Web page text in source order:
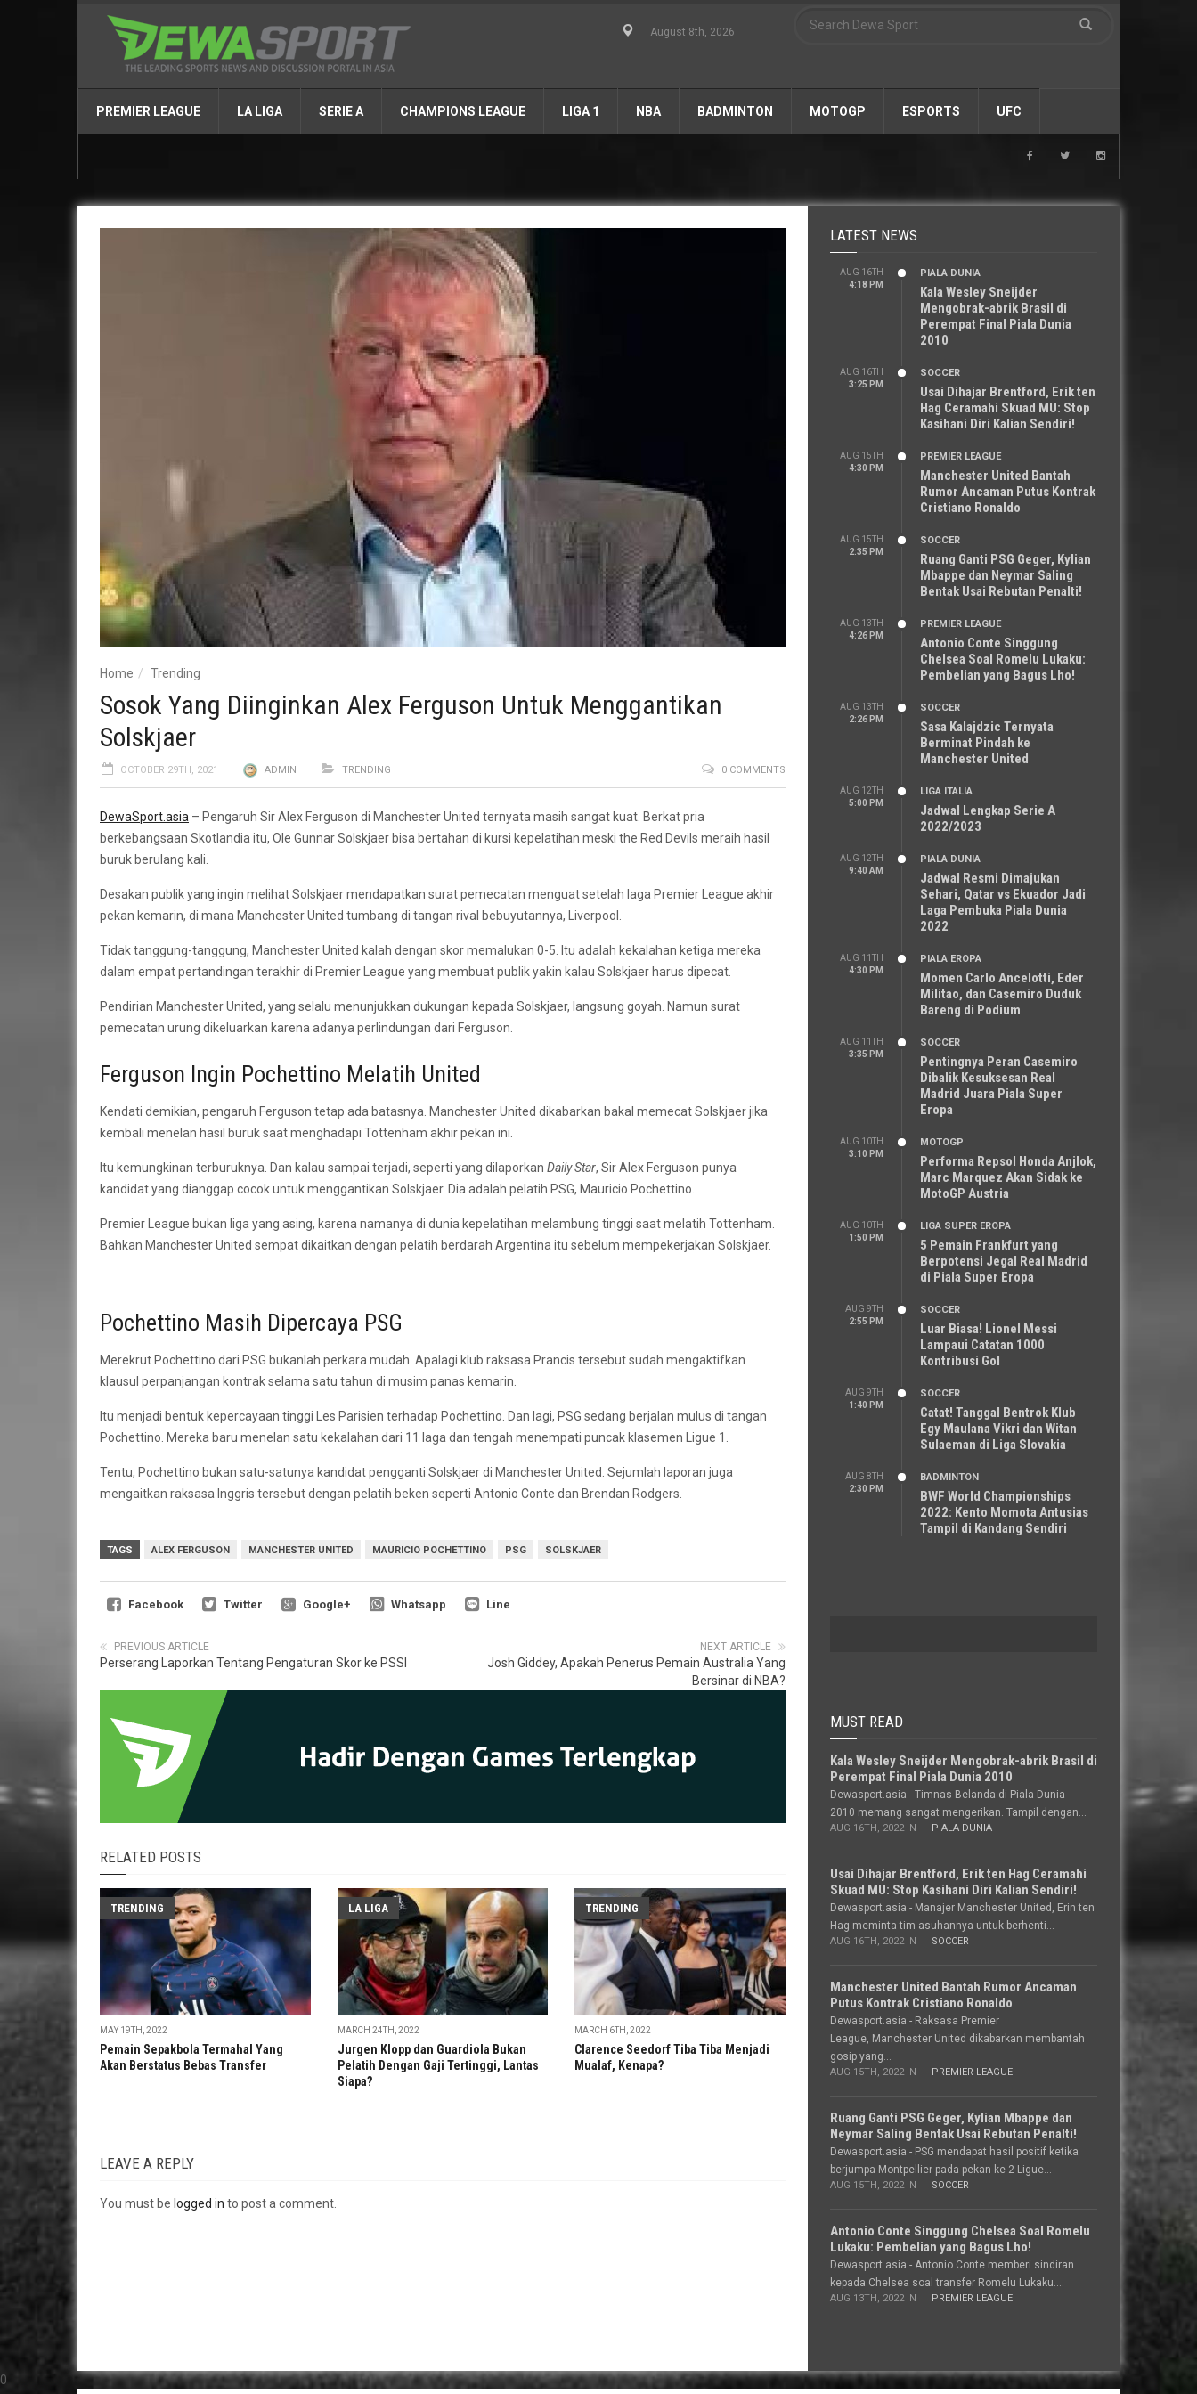
August 8th, 2026
PREMIER LEAGUE LA LIGA SERIE A CHAMPIONS LEAGUE LIGA 1 NBA BADMINTON MOTOGP ESPORTS UFC
Home Trending
Sosok Yang Diinginkan Alex Ferguson Untuk Menggantikan
Solskjaer
OCTOBER 29TH, 2021 ADMIN TRENDING 0 COMMENTS
DewaSport.asia – Pengaruh Sir Alex Ferguson di Manchester United ternyata masih sangat kuat. Berkat pria
berkebangsaan Skotlandia itu, Ole Gunnar Solskjaer bisa bertahan di kursi kepelatihan meski the Red Devils meraih hasil
buruk berulang kali.
Desakan publik yang ingin melihat Solskjaer mendapatkan surat pemecatan menguat setelah laga Premier League akhir
pekan kemarin, di mana Manchester United tumbang di tangan rival bebuyutannya, Liverpool.
Tidak tanggung-tanggung, Manchester United kalah dengan skor memalukan 0-5. Itu adalah kekalahan ketiga mereka
dalam empat pertandingan terakhir di Premier League yang membuat publik yakin kalau Solskjaer harus dipecat.
Pendirian Manchester United, yang selalu menunjukkan dukungan kepada Solskjaer, langsung goyah. Namun surat
pemecatan urung dikeluarkan karena adanya perlindungan dari Ferguson.
Ferguson Ingin Pochettino Melatih United
Kendati demikian, pengaruh Ferguson tetap ada batasnya. Manchester United dikabarkan bakal memecat Solskjaer jika
kembali menelan hasil buruk saat menghadapi Tottenham akhir pekan ini.
Itu kemungkinan terburuknya. Dan kalau sampai terjadi, seperti yang dilaporkan Daily Star, Sir Alex Ferguson punya
kandidat yang dianggap cocok untuk menggantikan Solskjaer. Dia adalah pelatih PSG, Mauricio Pochettino.
Premier League bukan liga yang asing, karena namanya di dunia kepelatihan melambung tinggi saat melatih Tottenham.
Bahkan Manchester United sempat dikaitkan dengan pelatih berdarah Argentina itu sebelum mempekerjakan Solskjaer.
Pochettino Masih Dipercaya PSG
Merekrut Pochettino dari PSG bukanlah perkara mudah. Apalagi klub raksasa Prancis tersebut sudah mengaktifkan
klausul perpanjangan kontrak selama satu tahun di musim panas kemarin.
Itu menjadi bentuk kepercayaan tinggi Les Parisien terhadap Pochettino. Dan lagi, PSG sedang berjalan mulus di tangan
Pochettino. Mereka baru menelan satu kekalahan dari 11 laga dan tengah menempati puncak klasemen Ligue 1.
Tentu, Pochettino bukan satu-satunya kandidat pengganti Solskjaer di Manchester United. Sejumlah laporan juga
mengaitkan raksasa Inggris tersebut dengan pelatih beken seperti Antonio Conte dan Brendan Rodgers.
TAGS ALEX FERGUSON MANCHESTER UNITED MAURICIO POCHETTINO PSG SOLSKJAER
Facebook Twitter Google+ Whatsapp Line
NEXT ARTICLE
Josh Giddey, Apakah Penerus Pemain Australia Yang
Bersinar di NBA?
PREVIOUS ARTICLE
Perserang Laporkan Tentang Pengaturan Skor ke PSSI
RELATED POSTS
TRENDING
MAY 19TH, 2022
Pemain Sepakbola Termahal Yang
Akan Berstatus Bebas Transfer
LA LIGA
MARCH 24TH, 2022
Jurgen Klopp dan Guardiola Bukan
Pelatih Dengan Gaji Tertinggi, Lantas
Siapa?
TRENDING
MARCH 6TH, 2022
Clarence Seedorf Tiba Tiba Menjadi
Mualaf, Kenapa?
LEAVE A REPLY
You must be logged in to post a comment.
LATEST NEWS
AUG 16TH
4:18 PM
PIALA DUNIA
Kala Wesley Sneijder
Mengobrak-abrik Brasil di
Perempat Final Piala Dunia
2010
AUG 16TH
3:25 PM
SOCCER
Usai Dihajar Brentford, Erik ten
Hag Ceramahi Skuad MU: Stop
Kasihani Diri Kalian Sendiri!
AUG 15TH
4:30 PM
PREMIER LEAGUE
Manchester United Bantah
Rumor Ancaman Putus Kontrak
Cristiano Ronaldo
AUG 15TH
2:35 PM
SOCCER
Ruang Ganti PSG Geger, Kylian
Mbappe dan Neymar Saling
Bentak Usai Rebutan Penalti!
AUG 13TH
4:26 PM
PREMIER LEAGUE
Antonio Conte Singgung
Chelsea Soal Romelu Lukaku:
Pembelian yang Bagus Lho!
AUG 13TH
2:26 PM
SOCCER
Sasa Kalajdzic Ternyata
Berminat Pindah ke
Manchester United
AUG 12TH
5:00 PM
LIGA ITALIA
Jadwal Lengkap Serie A
2022/2023
AUG 12TH
9:40 AM
PIALA DUNIA
Jadwal Resmi Dimajukan
Sehari, Qatar vs Ekuador Jadi
Laga Pembuka Piala Dunia
2022
AUG 11TH
4:30 PM
PIALA EROPA
Momen Carlo Ancelotti, Eder
Militao, dan Casemiro Duduk
Bareng di Podium
AUG 11TH
3:35 PM
SOCCER
Pentingnya Peran Casemiro
Dibalik Kesuksesan Real
Madrid Juara Piala Super
Eropa
AUG 10TH
3:10 PM
MOTOGP
Performa Repsol Honda Anjlok,
Marc Marquez Akan Sidak ke
MotoGP Austria
AUG 10TH
1:50 PM
LIGA SUPER EROPA
5 Pemain Frankfurt yang
Berpotensi Jegal Real Madrid
di Piala Super Eropa
AUG 9TH
2:55 PM
SOCCER
Luar Biasa! Lionel Messi
Lampaui Catatan 1000
Kontribusi Gol
AUG 9TH
1:40 PM
SOCCER
Catat! Tanggal Bentrok Klub
Egy Maulana Vikri dan Witan
Sulaeman di Liga Slovakia
AUG 8TH
2:30 PM
BADMINTON
BWF World Championships
2022: Kento Momota Antusias
Tampil di Kandang Sendiri
MUST READ
Kala Wesley Sneijder Mengobrak-abrik Brasil di
Perempat Final Piala Dunia 2010
Dewasport.asia - Timnas Belanda di Piala Dunia
2010 memang sangat mengerikan. Tampil dengan...
AUG 16TH, 2022 IN PIALA DUNIA
Usai Dihajar Brentford, Erik ten Hag Ceramahi
Skuad MU: Stop Kasihani Diri Kalian Sendiri!
Dewasport.asia - Manajer Manchester United, Erin ten
Hag meminta tim asuhannya untuk berhenti...
AUG 16TH, 2022 IN SOCCER
Manchester United Bantah Rumor Ancaman
Putus Kontrak Cristiano Ronaldo
Dewasport.asia - Raksasa Premier
League, Manchester United dikabarkan membantah
gosip yang...
AUG 15TH, 2022 IN PREMIER LEAGUE
Ruang Ganti PSG Geger, Kylian Mbappe dan
Neymar Saling Bentak Usai Rebutan Penalti!
Dewasport.asia - PSG mendapat hasil positif ketika
berjumpa Montpellier pada pekan ke-2 Ligue...
AUG 15TH, 2022 IN SOCCER
Antonio Conte Singgung Chelsea Soal Romelu
Lukaku: Pembelian yang Bagus Lho!
Dewasport.asia - Antonio Conte memberi sindiran
kepada Chelsea soal transfer Romelu Lukaku....
AUG 13TH, 2022 IN PREMIER LEAGUE
0